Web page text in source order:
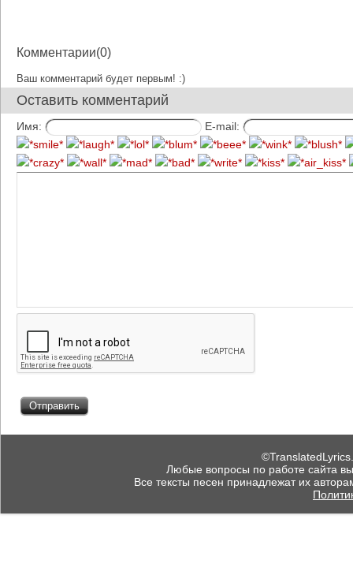
Комментарии(0)
Ваш комментарий будет первым! :)
Оставить комментарий
Имя: E-mail:
Любые вопросы по работе сайта
Все тексты песен принадлежат их